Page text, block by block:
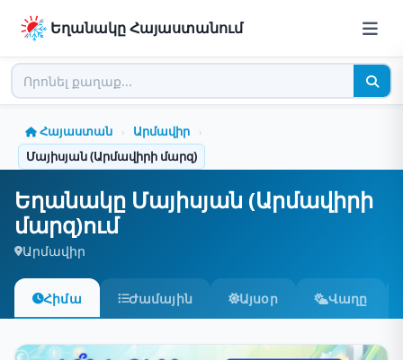
Եղանակը Հայաստանում
Հայաստան › Արմավիր ›
Մայիսյան (Արմավիրի մարզ)
Եղանակը Մայիսյան (Արմավիրի
մարզ)ում
Արմավիր
Հիմա Ժամային Այսօր Վաղը